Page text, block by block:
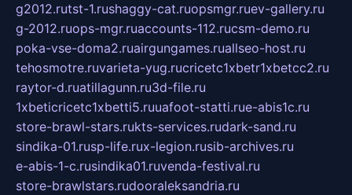
g2012.rutst-1.rushaggy-cat.ruopsmgr.ruev-gallery.ru
g-2012.ruops-mgr.ruaccounts-112.rucsm-demo.ru
poka-vse-doma2.ruairgungames.ruallseo-host.ru
tehosmotre.ruvarieta-yug.rucricetc1xbetr1xbetcc2.ru
raytor-d.ruatillagunn.ru3d-file.ru
1xbeticricetc1xbetti5.ruuafoot-statti.rue-abis1c.ru
store-brawl-stars.rukts-services.rudark-sand.ru
sindika-01.rusp-life.rux-legion.rusib-archives.ru
e-abis-1-c.rusindika01.ruvenda-festival.ru
store-brawlstars.rudooraleksandria.ru